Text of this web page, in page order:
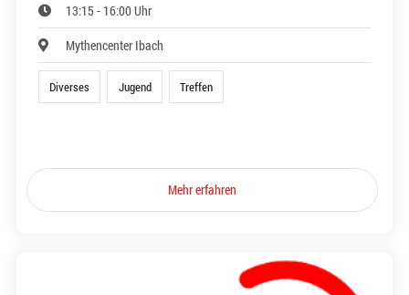
13:15 - 16:00 Uhr
Mythencenter Ibach
Diverses Jugend Treffen
Mehr erfahren